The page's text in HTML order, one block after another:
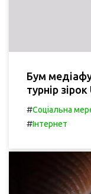
Бум
турнір зірок
#Соціальна
#Інтернет